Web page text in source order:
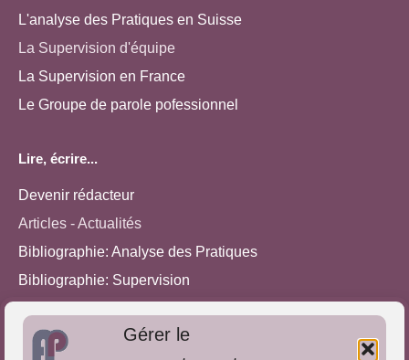
Gérer le
L'analyse des Pratiques en Suisse
La Supervision d'équipe
La Supervision en France
Le Groupe de parole pofessionnel
Lire, écrire...
Devenir rédacteur
Articles - Actualités
Bibliographie: Analyse des Pratiques
Bibliographie: Supervision
Approches de l'Analyse des pratiques